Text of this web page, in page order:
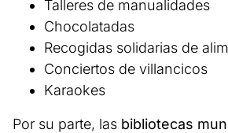
Talleres de manualidades
Chocolatadas
Recogidas solidarias de
Conciertos de villancicos
Karaokes
Por su parte, las bibliotecas